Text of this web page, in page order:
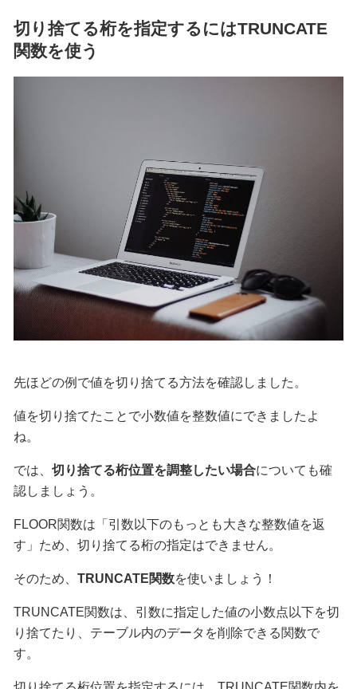
切り捨てる桁を指定するにはTRUNCATE
関数を使う
先ほどの例で値を切り捨てる方法を確認しました。
値を切り捨てたことで小数値を整数値にできましたよ
ね。
では、 切り捨てる桁位置を調整したい場合についても確
認しましょう。
FLOOR関数は「引数以下のもっとも大きな整数値を返
す」ため、切り捨てる桁の指定はできません。
そのため、 TRUNCATE関数を使いましょう！
TRUNCATE関数は、引数に指定した値の小数点以下を切
り捨てたり、テーブル内のデータを削除できる関数で
す。